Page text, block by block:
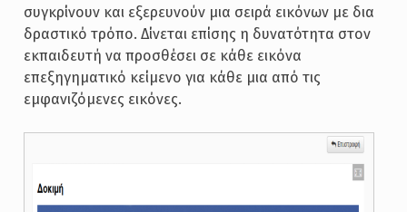
συγκρίνουν και εξερευνούν μια σειρά εικόνων με δια
δραστικό τρόπο. Δίνεται επίσης η δυνατότητα στον
εκπαιδευτή να προσθέσει σε κάθε εικόνα
επεξηγηματικό κείμενο για κάθε μια από τις
εμφανιζόμενες εικόνες.